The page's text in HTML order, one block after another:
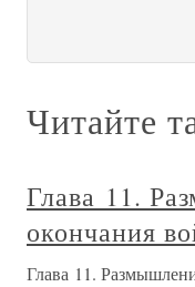
Читайте
Глава 11.
окончания
Глава 11.